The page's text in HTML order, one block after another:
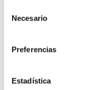
Necesario
Preferencias
Estadística